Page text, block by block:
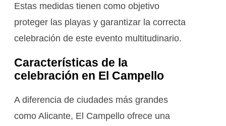
Estas medidas tienen como objetivo
proteger las playas y garantizar la correcta
celebración de este evento multitudinario.
Características de la
celebración en El Campello
A diferencia de ciudades más grandes
como Alicante, El Campello ofrece una